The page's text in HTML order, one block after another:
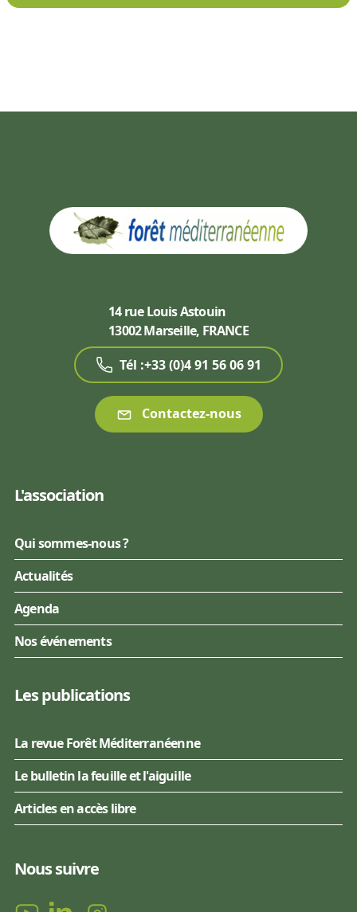
14 rue Louis Astouin
13002 Marseille, FRANCE
Tél :+33 (0)4 91 56 06 91
Contactez-nous
L'association
Qui sommes-nous ?
Actualités
Agenda
Nos événements
Les publications
La revue Forêt Méditerranéenne
Le bulletin la feuille et l'aiguille
Articles en accès libre
Nous suivre